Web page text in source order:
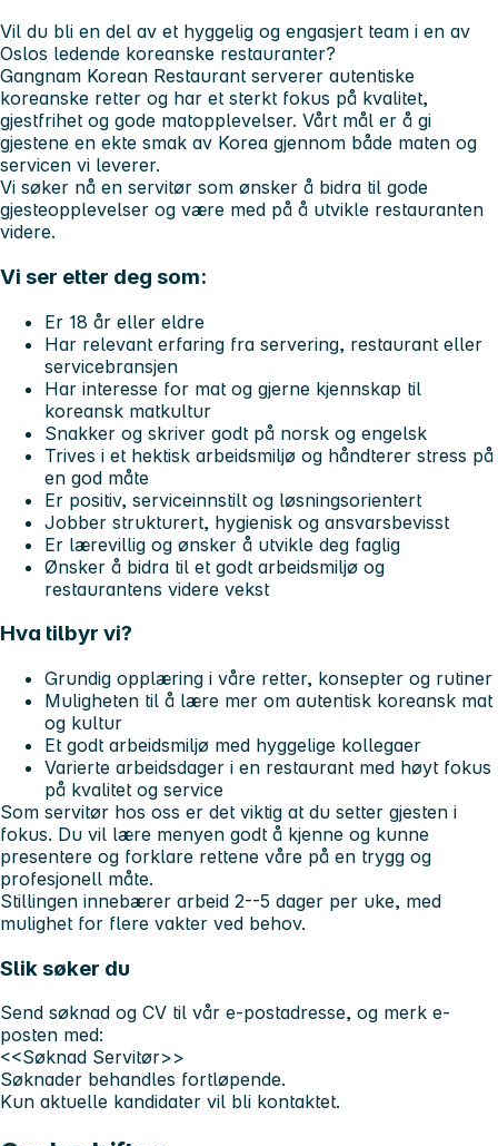
Vil du bli en del av et hyggelig og engasjert team i en av
Oslos ledende koreanske restauranter?
Gangnam Korean Restaurant serverer autentiske
koreanske retter og har et sterkt fokus på kvalitet,
gjestfrihet og gode matopplevelser. Vårt mål er å gi
gjestene en ekte smak av Korea gjennom både maten og
servicen vi leverer.
Vi søker nå en servitør som ønsker å bidra til gode
gjesteopplevelser og være med på å utvikle restauranten
videre.
Vi ser etter deg som:
Er 18 år eller eldre
Har relevant erfaring fra servering, restaurant eller
servicebransjen
Har interesse for mat og gjerne kjennskap til
koreansk matkultur
Snakker og skriver godt på norsk og engelsk
Trives i et hektisk arbeidsmiljø og håndterer stress på
en god måte
Er positiv, serviceinnstilt og løsningsorientert
Jobber strukturert, hygienisk og ansvarsbevisst
Er lærevillig og ønsker å utvikle deg faglig
Ønsker å bidra til et godt arbeidsmiljø og
restaurantens videre vekst
Hva tilbyr vi?
Grundig opplæring i våre retter, konsepter og rutiner
Muligheten til å lære mer om autentisk koreansk mat
og kultur
Et godt arbeidsmiljø med hyggelige kollegaer
Varierte arbeidsdager i en restaurant med høyt fokus
på kvalitet og service
Som servitør hos oss er det viktig at du setter gjesten i
fokus. Du vil lære menyen godt å kjenne og kunne
presentere og forklare rettene våre på en trygg og
profesjonell måte.
Stillingen innebærer arbeid 2--5 dager per uke, med
mulighet for flere vakter ved behov.
Slik søker du
Send søknad og CV til vår e-postadresse, og merk e-
posten med:
<<Søknad Servitør>>
Søknader behandles fortløpende.
Kun aktuelle kandidater vil bli kontaktet.